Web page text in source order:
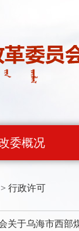
委概况
> 行政许可
关于乌海市西部